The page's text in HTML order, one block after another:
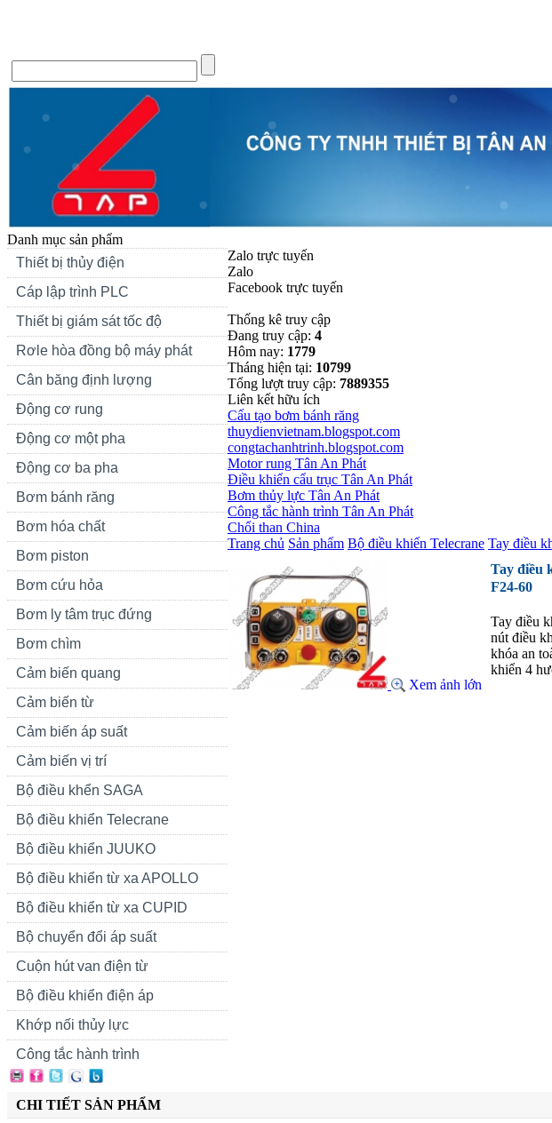
Danh mục sản phẩm
Thiết bị thủy điện
Cáp lập trình PLC
Thiết bị giám sát tốc độ
Rơle hòa đồng bộ máy phát
Cân băng định lượng
Động cơ rung
Động cơ một pha
Động cơ ba pha
Bơm bánh răng
Bơm hóa chất
Bơm piston
Bơm cứu hỏa
Bơm ly tâm trục đứng
Bơm chìm
Cảm biến quang
Cảm biến từ
Cảm biến áp suất
Cảm biến vị trí
Bộ điều khển SAGA
Bộ điều khiển Telecrane
Bộ điều khiển JUUKO
Bộ điều khiển từ xa APOLLO
Bộ điều khiển từ xa CUPID
Bộ chuyển đổi áp suất
Cuộn hút van điện từ
Bộ điều khiển điện áp
Khớp nối thủy lực
Công tắc hành trình
Zalo trực tuyến
Zalo
Facebook trực tuyến
Thống kê truy cập
Đang truy cập: 4
Hôm nay: 1779
Tháng hiện tại: 10799
Tổng lượt truy cập: 7889355
Liên kết hữu ích
Cấu tạo bơm bánh răng
thuydienvietnam.blogspot.com
congtachanhtrinh.blogspot.com
Motor rung Tân An Phát
Điều khiển cẩu trục Tân An Phát
Bơm thủy lực Tân An Phát
Công tắc hành trình Tân An Phát
Chổi than China
Trang chủ Sản phẩm Bộ điều khiển Telecrane Tay điều
Xem ảnh lớn
Tay điều
F24-60
Tay điều
nút điều
khóa an
khiển 4
CHI TIẾT SẢN PHẨM